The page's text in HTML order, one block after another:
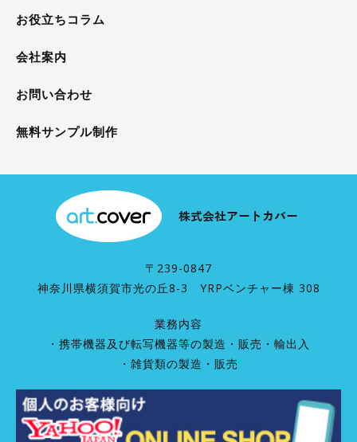
お役立ちコラム
会社案内
お問い合わせ
無料サンプル制作
〒239-0847
神奈川県横須賀市光の丘8-3 YRPベンチャー棟 308
業務内容
・携帯機器及び転写機器等の製造・販売・輸出入
・雑貨類の製造・販売